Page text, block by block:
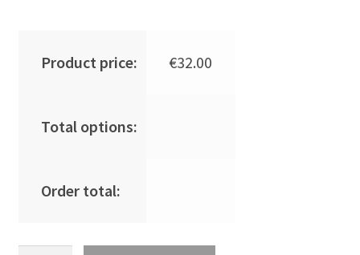
Product price: €32.00
Total options:
Order total: